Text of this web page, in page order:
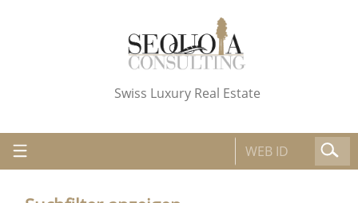
Swiss Luxury Real Estate